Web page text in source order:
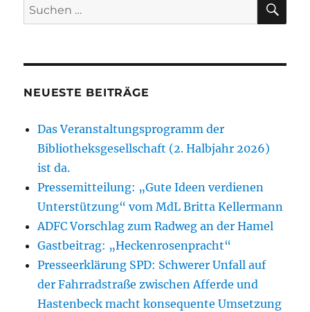
27.11.2025,
Suchen
nach:
NEUESTE BEITRÄGE
Das Veranstaltungsprogramm der
Bibliotheksgesellschaft (2. Halbjahr 2026)
ist da.
Pressemitteilung: „Gute Ideen verdienen
Unterstützung“ vom MdL Britta Kellermann
ADFC Vorschlag zum Radweg an der Hamel
Gastbeitrag: „Heckenrosenpracht“
Presseerklärung SPD: Schwerer Unfall auf
der Fahrradstraße zwischen Afferde und
Hastenbeck macht konsequente Umsetzung